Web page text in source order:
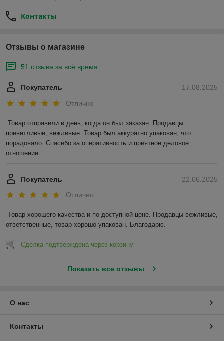
Контакты
Отзывы о магазине
51 отзыва за всё время
17.08.2025
Покупатель
Отлично
Товар отправили в день, когда он был заказан. Продавцы
приветливые, вежливые. Товар был аккуратно упакован, что
порадовало. Спасибо за оперативность и приятное деловое
отношение.
22.06.2025
Покупатель
Отлично
Товар хорошего качества и по доступной цене. Продавцы вежливые,
ответственные, товар хорошо упакован. Благодарю.
Сделка подтверждена через корзину
Показать все отзывы
О нас
Контакты